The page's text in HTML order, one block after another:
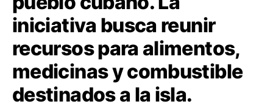
iniciativa busca reunir
recursos para alimentos,
medicinas y combustible
destinados a la isla.